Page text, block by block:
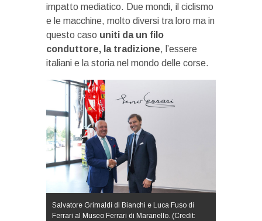
impatto mediatico. Due mondi, il ciclismo
e le macchine, molto diversi tra loro ma in
questo caso uniti da un filo
conduttore, la tradizione, l’essere
italiani e la storia nel mondo delle corse.
Salvatore Grimaldi di Bianchi e Luca Fuso di
Ferrari al Museo Ferrari di Maranello. (Credit: